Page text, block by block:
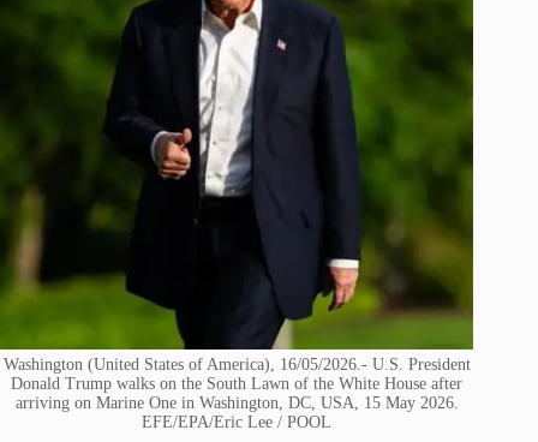
Washington (United States of America), 16/05/2026.- U.S. President
Donald Trump walks on the South Lawn of the White House after
arriving on Marine One in Washington, DC, USA, 15 May 2026.
EFE/EPA/Eric Lee / POOL